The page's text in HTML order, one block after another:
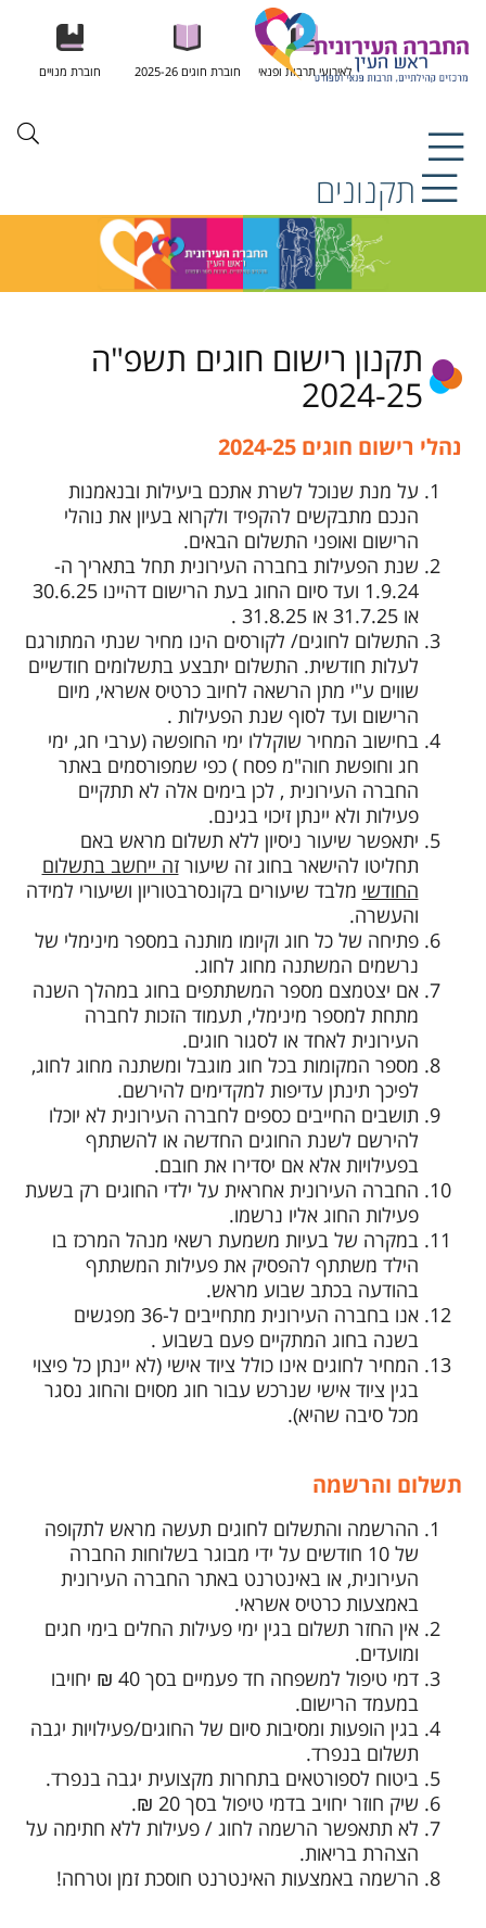
לאירועי תרבות ופנאי חוברת חוגים 2025-26 חוברת מנויים
תקנונים
תקנון רישום חוגים תשפ"ה
2024-25
נהלי רישום חוגים 2024-25
על מנת שנוכל לשרת אתכם ביעילות ובנאמנות
הנכם מתבקשים להקפיד ולקרוא בעיון את נוהלי
הרישום ואופני התשלום הבאים.
שנת הפעילות בחברה העירונית תחל בתאריך ה-
1.9.24 ועד סיום החוג בעת הרישום דהיינו 30.6.25
או 31.7.25 או 31.8.25 .
התשלום לחוגים/ לקורסים הינו מחיר שנתי המתורגם
לעלות חודשית. התשלום יתבצע בתשלומים חודשיים
שווים ע"י מתן הרשאה לחיוב כרטיס אשראי, מיום
הרישום ועד לסוף שנת הפעילות .
בחישוב המחיר שוקללו ימי החופשה (ערבי חג, ימי
חג וחופשת חוה"מ פסח ) כפי שמפורסמים באתר
החברה העירונית , לכן בימים אלה לא תתקיים
פעילות ולא יינתן זיכוי בגינם.
יתאפשר שיעור ניסיון ללא תשלום מראש באם
תחליטו להישאר בחוג זה שיעורזה ייחשב בתשלום
החודשי מלבד שיעורים בקונסרבטוריון ושיעורי למידה
והעשרה.
פתיחה של כל חוג וקיומו מותנה במספר מינימלי של
נרשמים המשתנה מחוג לחוג.
אם יצטמצם מספר המשתתפים בחוג במהלך השנה
מתחת למספר מינימלי, תעמוד הזכות לחברה
העירונית לאחד או לסגור חוגים.
מספר המקומות בכל חוג מוגבל ומשתנה מחוג לחוג,
לפיכך תינתן עדיפות למקדימים להירשם.
תושבים החייבים כספים לחברה העירונית לא יוכלו
להירשם לשנת החוגים החדשה או להשתתף
בפעילויות אלא אם יסדירו את חובם.
החברה העירונית אחראית על ילדי החוגים רק בשעת
פעילות החוג אליו נרשמו.
במקרה של בעיות משמעת רשאי מנהל המרכז בו
הילד משתתף להפסיק את פעילות המשתתף
בהודעה בכתב שבוע מראש.
אנו בחברה העירונית מתחייבים ל-36 מפגשים
בשנה בחוג המתקיים פעם בשבוע .
המחיר לחוגים אינו כולל ציוד אישי (לא יינתן כל פיצוי
בגין ציוד אישי שנרכש עבור חוג מסוים והחוג נסגר
מכל סיבה שהיא).
תשלום והרשמה
ההרשמה והתשלום לחוגים תעשה מראש לתקופה
של 10 חודשים על ידי מבוגר בשלוחות החברה
העירונית, או באינטרנט באתר החברה העירונית
באמצעות כרטיס אשראי.
אין החזר תשלום בגין ימי פעילות החלים בימי חגים
ומועדים.
דמי טיפול למשפחה חד פעמיים בסך 40 ₪ יחויבו
במעמד הרישום.
בגין הופעות ומסיבות סיום של החוגים/פעילויות יגבה
תשלום בנפרד.
ביטוח לספורטאים בתחרות מקצועית יגבה בנפרד.
שיק חוזר יחויב בדמי טיפול בסך 20 ₪.
לא תתאפשר הרשמה לחוג / פעילות ללא חתימה על
הצהרת בריאות.
הרשמה באמצעות האינטרנט חוסכת זמן וטרחה!